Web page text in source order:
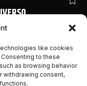
like cookies
to these
as browsing behavior
withdrawing consent,
DETALHES
PRÉ-REGISTRO E